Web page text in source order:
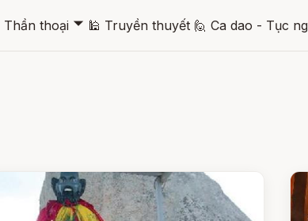
Thần thoại 🞃 🕌 Truyền thuyết 🙋 Ca dao - Tục